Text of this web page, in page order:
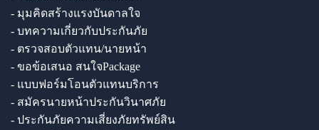
- มุมคิดสร้างแรงบันดาลใจ
- บทความเกี่ยวกับประกันภัย
- ตรวจสอบตัวแทน/นายหน้า
- ขอข้อเสนอ สนใจPackage
- แบบฟอร์มโอนตัวแทนบริการ
- สมัครนายหน้าประกันวินาศภัย
- ประกันภัยความเสี่ยงภัยทรัพย์สิน